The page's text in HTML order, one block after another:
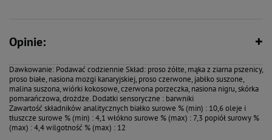
dojrzałe, najlepszej jakości owoce takie jak jabłko, malina, czerwona
zapalnym, bakteryjnym oraz grzybiczym. Obecność wiórek kokosu wzbogaca
kolbę w żelazo i potas oraz wartościowe białko.
Szczegóły produktu Symbol : zvp-2307 Waga : 60g
Opinie:
Dawkowanie: Podawać codziennie Skład: proso żółte, mąka z ziarna pszenicy,
proso białe, nasiona mozgi kanaryjskiej, proso czerwone, jabłko suszone,
malina suszona, wiórki kokosowe, czerwona porzeczka, nasiona nigru, skórka
pomarańczowa, drożdże. Dodatki sensoryczne : barwniki
Zawartość składników analitycznych białko surowe % (min) : 10,6 oleje i
tłuszcze surowe % (min) : 4,1 włókno surowe % (max) : 7,3 popiół surowy %
(max) : 4,4 wilgotność % (max) : 12